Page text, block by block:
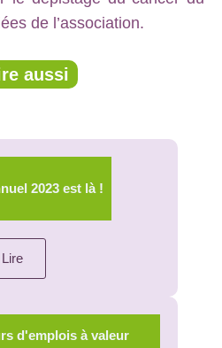
de l’association.
aussi
2023 est là !
Lire
d'emplois à valeur